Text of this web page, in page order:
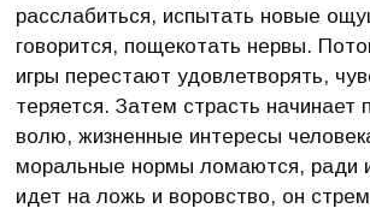
расслабиться, испытать новые
говорится, пощекотать нервы.
игры перестают удовлетворять,
теряется. Затем страсть начинает
волю, жизненные интересы
моральные нормы ломаются, ради
идет на ложь и воровство, он